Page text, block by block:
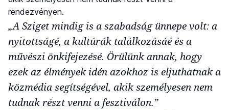
rendezvényen.
„A Sziget mindig is a szabadság ünnepe volt: a
nyitottságé, a kultúrák találkozásáé és a
művészi önkifejezésé. Örülünk annak, hogy
ezek az élmények idén azokhoz is eljuthatnak a
közmédia segítségével, akik személyesen nem
tudnak részt venni a fesztiválon.”